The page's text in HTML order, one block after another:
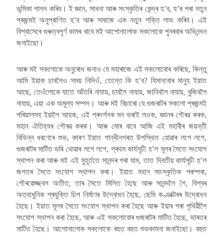
ভূমিকা পালন কৰিব। ই জ্ঞান, সাধনা আৰু সংস্কৃতিৰ কেন্দ্ৰ হ’ব, য’ৰ পৰা নতুন
প্ৰজন্মই অনুপ্ৰাণিত হ’ব আৰু সমাজে এক নতুন শক্তি লাভ কৰিব। এই
বিশ্বাসেৰে গুৰুত্বপূৰ্ণ কামৰ বাবে মই আপোনালোক সকলোকে পুনৰবাৰ অভিনন্দন
জনাইছো।
আৰু মই সকলোকে অনুৰোধ জনাও যে মহাৰাজে এই সকলোবোৰ কৰিছে, কিন্তু
আমি ইয়াক চাবলৈও সময় নিদিওঁ, তেন্তে কি হ’ব? যিমানবোৰ মানুহ ইয়াত
আছে, তেওঁলোকে যাতে আঁতৰি নাযায়, চাবলৈ নাযায়, জানিবলৈ নাযায়, বুজিবলৈ
নাযায়, এয়া এক অমূল্য সম্পদ। আৰু মই বিচাৰো যে গুজৰাটৰ সকলো প্ৰজন্মই
পৰিয়ালসহ ইয়ালৈ আহক, এই প্ৰদৰ্শনক মন ভৰাই লওক, জ্ঞানৰ গৌৰৱ কৰক,
মহান ঐতিহ্যৰ গৌৰৱ কৰক। আৰু মোৰ বাবে আজি এই মহাবীৰ জয়ন্তী
বিভিন্ন ধৰণেৰে শুভ, কাৰণ ইয়াত গান্ধীনগৰত উপস্থিত হোৱাৰ লগে লগে,
গুজৰাটৰ মাটিত ভৰি থোৱাৰ লগে লগে, প্ৰথম কাৰ্যসূচী হ’ল মূলৰ সৈতে সংযোগ
স্থাপন কৰা আৰু মই এই মুহূৰ্ততে সানন্দৰ পৰা যাম, তাত দ্বিতীয় কাৰ্যসূচী হ’ল
জগতৰ সৈতে সংযোগ স্থাপন কৰা। ইয়াত মহান সাংস্কৃতিক পৰম্পৰা,
গৌৰৱোজ্জ্বল অতীত, তাৰ সৈতে মিলিত হৈছে আৰু সানন্দলৈ গৈ, বিশ্বৰ
অত্যাধুনিক প্ৰযুক্তি চিপ নিৰ্মাণৰ উদ্বোধন হৈছে, ছেমি কণ্ডাক্টৰৰ উদ্বোধন
হৈছে। ইয়াত মূলৰ সৈতে সংযোগ স্থাপন কৰা হৈছে আৰু ইয়াৰ পৰা পৃথিৱীলৈ
সংযোগ স্থাপন কৰা হৈছে, আৰু এই সকলোবোৰ গুজৰাটৰ মাটিত হৈছে, ভাৰতৰ
মাটিত হৈছে। আপোনালোক সকলোকে বহুত বহুত শুভকামনা জনাইছো। বহুত